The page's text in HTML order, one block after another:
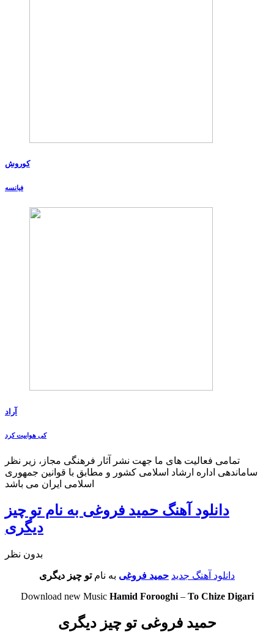
کوروش
فیانسه
آراد
کی هواییت کرد
تمامی فعالیت های ما جهت نشر آثار فرهنگی مجاز، زیر نظر
ساماندهی اداره ارشاد اسلامی کشور و مطابق با قوانین جمهوری
اسلامی ایران می باشد
دانلود آهنگ حمید فروغی به نام تو چیز
دیگری
بدون نظر
دانلود آهنگ جدید حمید فروغی به نامتو چیز دیگری
Download new Music Hamid Forooghi– To Chize Digari
حمید فروغی تو چیز دیگری